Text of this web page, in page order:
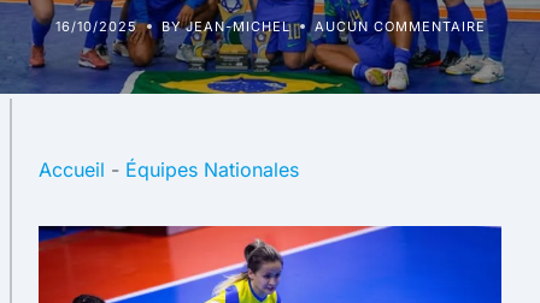
16/10/2025 BY JEAN-MICHEL AUCUN COMMENTAIRE
Accueil - Équipes Nationales